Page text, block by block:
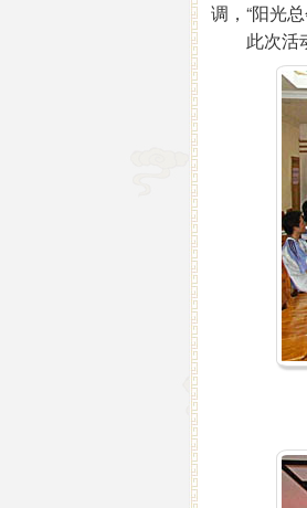
调，“阳光
此次活动